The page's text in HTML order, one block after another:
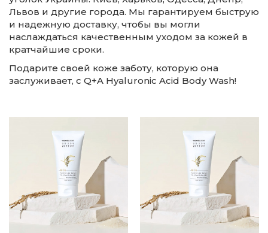
Львов и другие города. Мы гарантируем быструю
и надежную доставку, чтобы вы могли
наслаждаться качественным уходом за кожей в
кратчайшие сроки.
Подарите своей коже заботу, которую она
заслуживает, с Q+A Hyaluronic Acid Body Wash!